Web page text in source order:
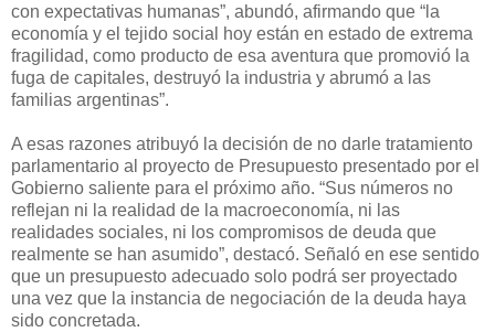
con expectativas humanas”, abundó, afirmando que “la
economía y el tejido social hoy están en estado de extrema
fragilidad, como producto de esa aventura que promovió la
fuga de capitales, destruyó la industria y abrumó a las
familias argentinas”.
A esas razones atribuyó la decisión de no darle tratamiento
parlamentario al proyecto de Presupuesto presentado por el
Gobierno saliente para el próximo año. “Sus números no
reflejan ni la realidad de la macroeconomía, ni las
realidades sociales, ni los compromisos de deuda que
realmente se han asumido”, destacó. Señaló en ese sentido
que un presupuesto adecuado solo podrá ser proyectado
una vez que la instancia de negociación de la deuda haya
sido concretada.